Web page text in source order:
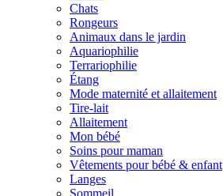
Chats
Rongeurs
Animaux dans le jardin
Aquariophilie
Terrariophilie
Étang
Mode maternité et allaitement
Tire-lait
Allaitement
Mon bébé
Soins pour maman
Vêtements pour bébé & enfant
Langes
Sommeil